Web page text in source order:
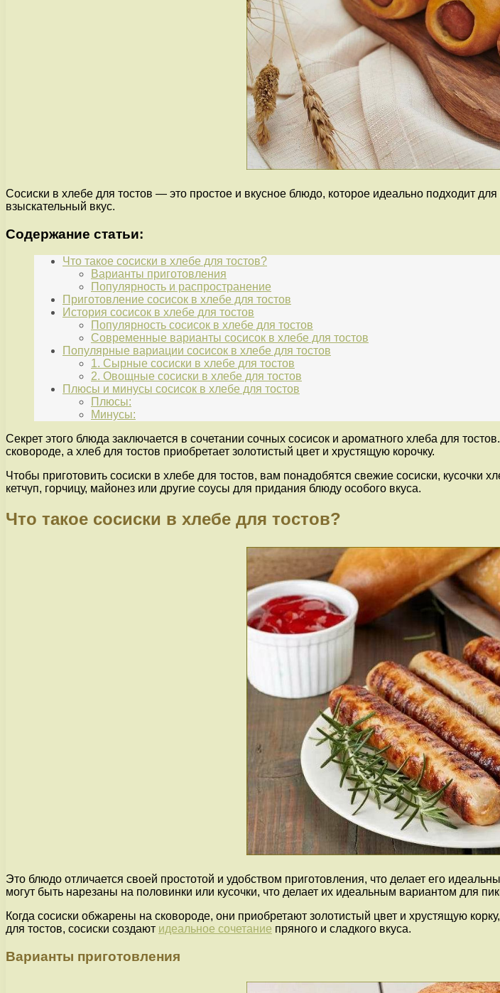
Сосиски в хлебе для тостов — это простое и вкусное блюдо, которое идеально подходит
взыскательный вкус.
Содержание статьи:
Что такое сосиски в хлебе для тостов?
Варианты приготовления
Популярность и распространение
Приготовление сосисок в хлебе для тостов
История сосисок в хлебе для тостов
Популярность сосисок в хлебе для тостов
Современные варианты сосисок в хлебе для тостов
Популярные вариации сосисок в хлебе для тостов
1. Сырные сосиски в хлебе для тостов
2. Овощные сосиски в хлебе для тостов
Плюсы и минусы сосисок в хлебе для тостов
Плюсы:
Минусы:
Секрет этого блюда заключается в сочетании сочных сосисок и ароматного хлеба для
сковороде, а хлеб для тостов приобретает золотистый цвет и хрустящую корочку.
Чтобы приготовить сосиски в хлебе для тостов, вам понадобятся свежие сосиски,
кетчуп, горчицу, майонез или другие соусы для придания блюду особого вкуса.
Что такое сосиски в хлебе для тостов?
Это блюдо отличается своей простотой и удобством приготовления, что делает его
могут быть нарезаны на половинки или кусочки, что делает их идеальным вариантом для
Когда сосиски обжарены на сковороде, они приобретают золотистый цвет и хрустящую
для тостов, сосиски создают идеальное сочетание пряного и сладкого вкуса.
Варианты приготовления